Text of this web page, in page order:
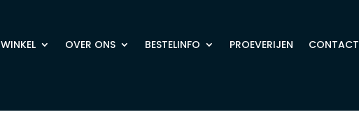
WINKEL OVER ONS BESTELINFO PROEVERIJEN CONTACT